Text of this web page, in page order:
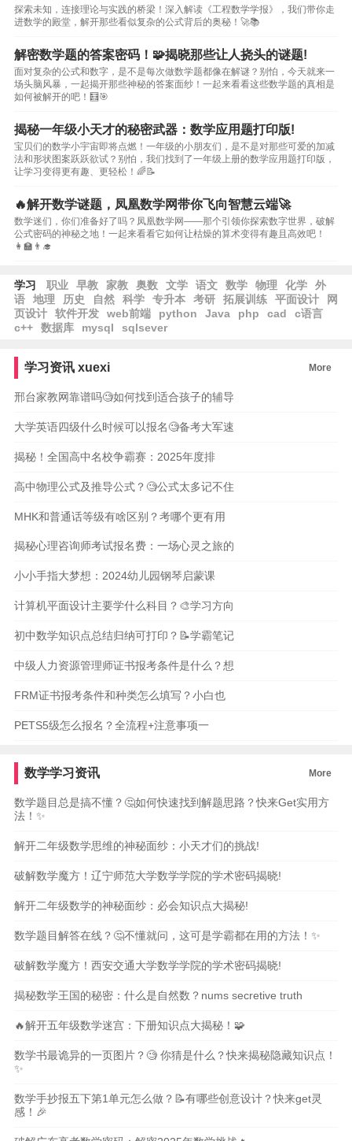
探索未知，连接理论与实践的桥梁！深入解读《工程数学学报》，我们带你走
进数学的殿堂，解开那些看似复杂的公式背后的奥秘！🚀📚
解密数学题的答案密码！🧩揭晓那些让人挠头的谜题!
面对复杂的公式和数字，是不是每次做数学题都像在解谜？别怕，今天就来一
场头脑风暴，一起揭开那些神秘的答案面纱！一起来看看这些数学题的真相是
如何被解开的吧！🧮🎯
揭秘一年级小天才的秘密武器：数学应用题打印版!
宝贝们的数学小宇宙即将点燃！一年级的小朋友们，是不是对那些可爱的加减
法和形状图案跃跃欲试？别怕，我们找到了一年级上册的数学应用题打印版，
让学习变得更有趣、更轻松！🌈📝
🔥解开数学谜题，凤凰数学网带你飞向智慧云端🚀
数学迷们，你们准备好了吗？凤凰数学网——那个引领你探索数字世界，破解
公式密码的神秘之地！一起来看看它如何让枯燥的算术变得有趣且高效吧！
👩‍🏫👨‍🎓
学习 职业 早教 家教 奥数 文学 语文 数学 物理 化学
外
语
地理 历史 自然 科学 专升本 考研 拓展训练 平面设计
网
页设计
软件开发 web前端 python Java php cad
c语言
c++
数据库 mysql sqlsever
学习资讯 xuexi More
邢台家教网靠谱吗🧐如何找到适合孩子的辅导
大学英语四级什么时候可以报名🧐备考大军速
揭秘！全国高中名校争霸赛：2025年度排
高中物理公式及推导公式？🧐公式太多记不住
MHK和普通话等级有啥区别？考哪个更有用
揭秘心理咨询师考试报名费：一场心灵之旅的
小小手指大梦想：2024幼儿园钢琴启蒙课
计算机平面设计主要学什么科目？🎨学习方向
初中数学知识点总结归纳可打印？📝学霸笔记
中级人力资源管理师证书报考条件是什么？想
FRM证书报考条件和种类怎么填写？小白也
PETS5级怎么报名？全流程+注意事项一
数学学习资讯 More
数学题目总是搞不懂？🤔如何快速找到解题思路？快来Get实用方
法！✨
解开二年级数学思维的神秘面纱：小天才们的挑战!
破解数学魔方！辽宁师范大学数学学院的学术密码揭晓!
解开二年级数学的神秘面纱：必会知识点大揭秘!
数学题目解答在线？🤔不懂就问，这可是学霸都在用的方法！✨
破解数学魔方！西安交通大学数学学院的学术密码揭晓!
揭秘数学王国的秘密：什么是自然数？nums secretive truth
🔥解开五年级数学迷宫：下册知识点大揭秘！🧩
数学书最诡异的一页图片？🧐 你猜是什么？快来揭秘隐藏知识点！
✨
数学手抄报五下第1单元怎么做？📝有哪些创意设计？快来get灵
感！🎉